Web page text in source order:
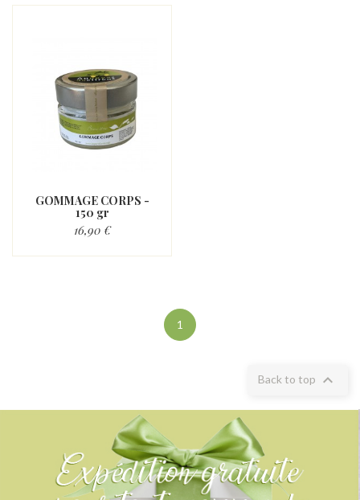
GOMMAGE CORPS -
150 gr
16,90 €
1
Back to top 